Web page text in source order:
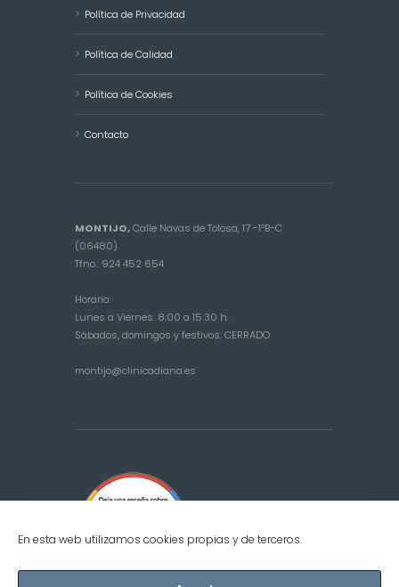
En esta web utilizamos cookies propias y de terceros.
Política de Privacidad
Política de Calidad
Política de Cookies
Contacto
MONTIJO,Calle Navas de Tolosa, 17 -1ºB-C
(06480)
Tfno.: 924 452 654
Horario:
Lunes a Viernes: 8:00 a 15:30 h.
Sábados, domingos y festivos: CERRADO
montijo@clinicadiana.es